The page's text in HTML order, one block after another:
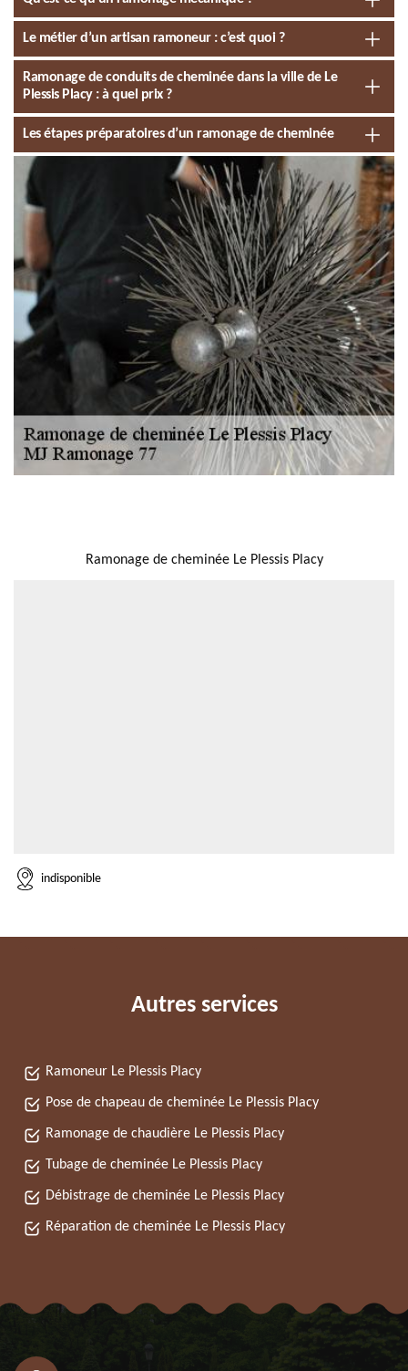
Le métier d’un artisan ramoneur : c’est quoi ?
Ramonage de conduits de cheminée dans la ville de Le
Plessis Placy : à quel prix ?
Les étapes préparatoires d’un ramonage de cheminée
Ramonage de cheminée Le Plessis Placy
indisponible
Autres services
Ramoneur Le Plessis Placy
Pose de chapeau de cheminée Le Plessis Placy
Ramonage de chaudière Le Plessis Placy
Tubage de cheminée Le Plessis Placy
Débistrage de cheminée Le Plessis Placy
Réparation de cheminée Le Plessis Placy